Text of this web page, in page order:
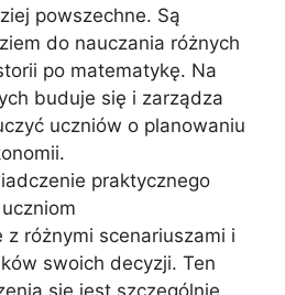
powszechne. Są
do nauczania różnych
po matematykę. Na
buduje się i zarządza
uczniów o planowaniu
praktycznego
różnymi scenariuszami i
swoich decyzji. Ten
się jest szczególnie